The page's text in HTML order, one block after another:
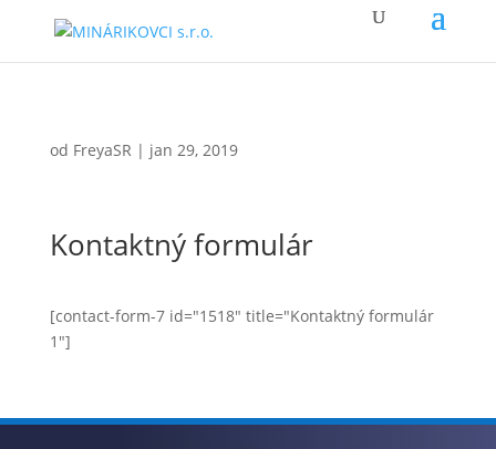
od FreyaSR | jan 29, 2019
Kontaktný formulár
[contact-form-7 id="1518" title="Kontaktný formulár
1"]